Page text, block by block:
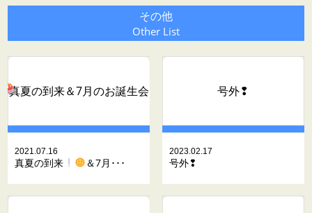
その他
Other List
真夏の到来＆7月のお誕生会
2021.07.16
真夏の到来 ＆7月･･･
号外❢
2023.02.17
号外❢